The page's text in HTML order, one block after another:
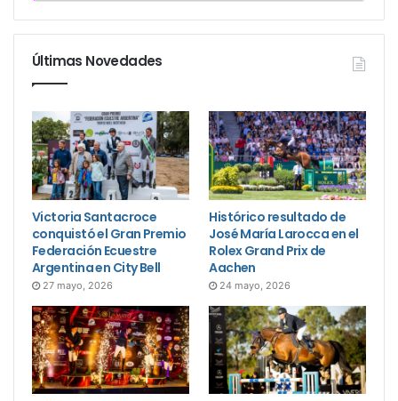
Últimas Novedades
Victoria Santacroce
conquistó el Gran Premio
Federación Ecuestre
Argentina en City Bell
27 mayo, 2026
Histórico resultado de
José María Larocca en el
Rolex Grand Prix de
Aachen
24 mayo, 2026